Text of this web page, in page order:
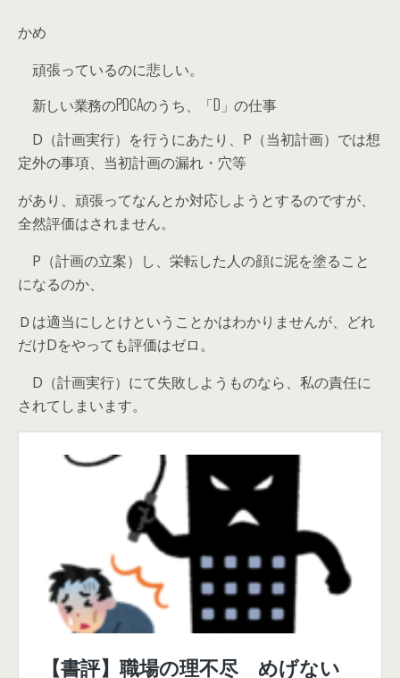
かめ
頑張っているのに悲しい。
新しい業務のPDCAのうち、「D」の仕事
D（計画実行）を行うにあたり、P（当初計画）では想
定外の事項、当初計画の漏れ・穴等
があり、頑張ってなんとか対応しようとするのですが、
全然評価はされません。
P（計画の立案）し、栄転した人の顔に泥を塗ること
になるのか、
Ｄは適当にしとけということかはわかりませんが、どれ
だけDをやっても評価はゼロ。
D（計画実行）にて失敗しようものなら、私の責任に
されてしまいます。